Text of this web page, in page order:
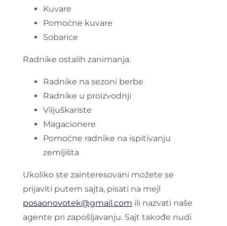
Kuvare
Pomoćne kuvare
Sobarice
Radnike ostalih zanimanja:
Radnike na sezoni berbe
Radnike u proizvodnji
Viljuškariste
Magacionere
Pomoćne radnike na ispitivanju
zemljišta
Ukoliko ste zainteresovani možete se
prijaviti putem sajta, pisati na mejl
posaonovotek@gmail.com ili nazvati naše
agente pri zapošljavanju. Sajt takođe nudi